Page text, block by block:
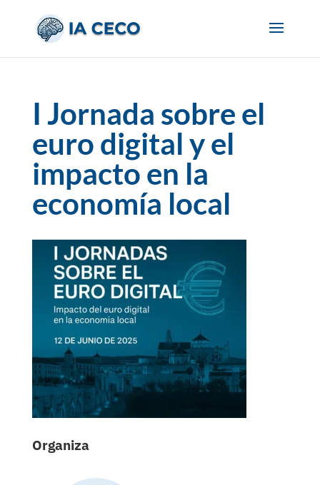
I Jornada sobre el
euro digital y el
impacto en la
economía local
Organiza